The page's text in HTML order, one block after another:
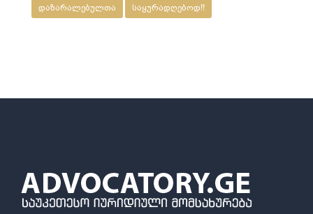
დაზარალებულთა საყურადღებოდ!!